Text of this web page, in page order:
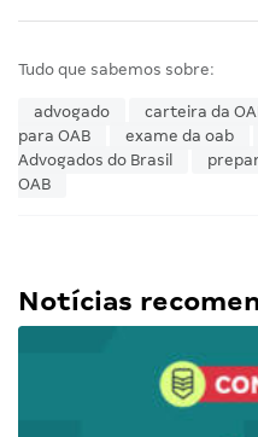
Tudo que sabemos sobre:
advogado carteira da
para OAB
exame da oab
Advogados do Brasil
OAB
Notícias